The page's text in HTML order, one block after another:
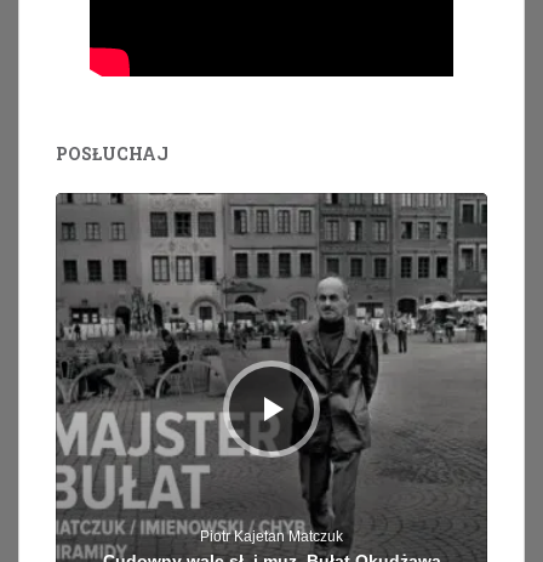
POSŁUCHAJ
Odtwarzacz
dźwiękowych
Piotr Kajetan Matczuk